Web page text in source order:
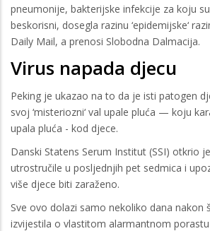
pneumonije, bakterijske infekcije za koju
beskorisni, dosegla razinu ‘epidemijske‘
Daily Mail, a prenosi Slobodna Dalmacija.
Virus napada djecu
Peking je ukazao na to da je isti patogen
svoj ‘misteriozni‘ val upale pluća — koju
upala pluća - kod djece.
Danski Statens Serum Institut (SSI) otkrio
utrostručile u posljednjih pet sedmica i
više djece biti zaraženo.
Sve ovo dolazi samo nekoliko dana nakon
izvijestila o vlastitom alarmantnom